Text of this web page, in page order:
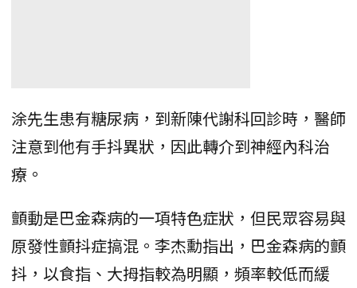
涂先生患有糖尿病，到新陳代謝科回診時，醫師
注意到他有手抖異狀，因此轉介到神經內科治
療。
顫動是巴金森病的一項特色症狀，但民眾容易與
原發性顫抖症搞混。李杰勳指出，巴金森病的顫
抖，以食指、大拇指較為明顯，頻率較低而緩